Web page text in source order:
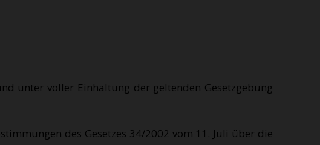
unter voller Einhaltung der geltenden Gesetzgebung
des Gesetzes 34/2002 vom 11. Juli über die